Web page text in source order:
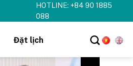
HOTLINE: +84 90 1885
088
Đặt lịch